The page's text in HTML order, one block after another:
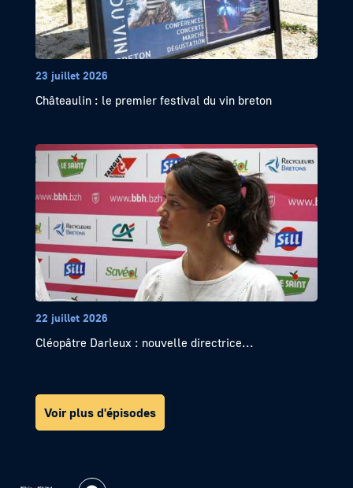
23 juillet 2026
Châteaulin : le premier festival du vin breton
22 juillet 2026
Cléopâtre Darleux : nouvelle directrice...
Voir plus d'épisodes